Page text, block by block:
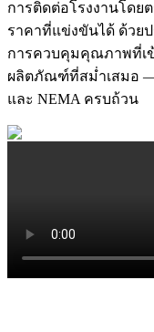
การติดต่อโรงงานโด
ราคาที่แข่งขันได้ ด้วย
การควบคุมคุณภาพที่เ
ผลิตภัณฑ์ที่สม่ำเสมอ —
และ NEMA ครบถ้วน